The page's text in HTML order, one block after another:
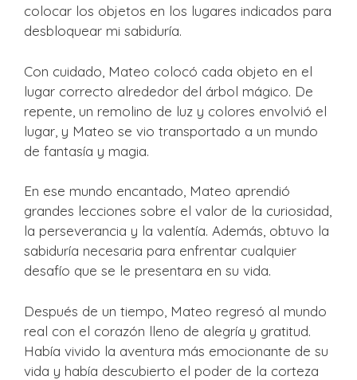
colocar los objetos en los lugares indicados para
desbloquear mi sabiduría.
Con cuidado, Mateo colocó cada objeto en el
lugar correcto alrededor del árbol mágico. De
repente, un remolino de luz y colores envolvió el
lugar, y Mateo se vio transportado a un mundo
de fantasía y magia.
En ese mundo encantado, Mateo aprendió
grandes lecciones sobre el valor de la curiosidad,
la perseverancia y la valentía. Además, obtuvo la
sabiduría necesaria para enfrentar cualquier
desafío que se le presentara en su vida.
Después de un tiempo, Mateo regresó al mundo
real con el corazón lleno de alegría y gratitud.
Había vivido la aventura más emocionante de su
vida y había descubierto el poder de la corteza